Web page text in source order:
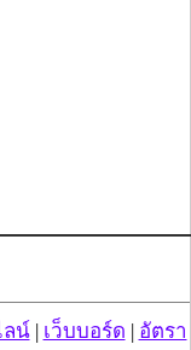
ลน์| เว็บบอร์ด | อัตรา